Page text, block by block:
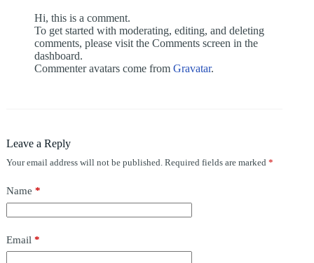
Hi, this is a comment.
To get started with moderating, editing, and deleting
comments, please visit the Comments screen in the
dashboard.
Commenter avatars come from Gravatar.
Leave a Reply
Your email address will not be published. Required fields are marked *
Name *
Email *